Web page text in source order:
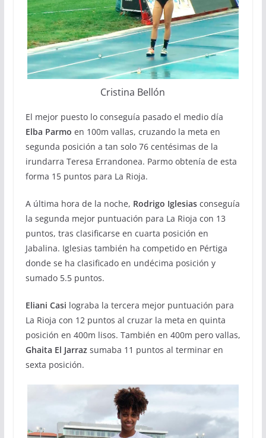
Cristina Bellón
El mejor puesto lo conseguía pasado el medio día
Elba Parmo en 100m vallas, cruzando la meta en
segunda posición a tan solo 76 centésimas de la
irundarra Teresa Errandonea. Parmo obtenía de esta
forma 15 puntos para La Rioja.
A última hora de la noche, Rodrigo Iglesiasconseguía
la segunda mejor puntuación para La Rioja con 13
puntos, tras clasificarse en cuarta posición en
Jabalina. Iglesias también ha competido en Pértiga
donde se ha clasificado en undécima posición y
sumado 5.5 puntos.
Eliani Casi lograba la tercera mejor puntuación para
La Rioja con 12 puntos al cruzar la meta en quinta
posición en 400m lisos. También en 400m pero vallas,
Ghaita El Jarraz sumaba 11 puntos al terminar en
sexta posición.